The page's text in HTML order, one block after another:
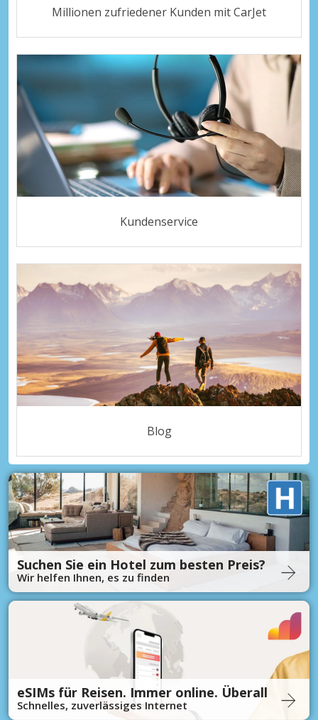
Millionen zufriedener Kunden mit CarJet
Kundenservice
Blog
Suchen Sie ein Hotel zum besten Preis?
Wir helfen Ihnen, es zu finden
eSIMs für Reisen. Immer online. Überall
Schnelles, zuverlässiges Internet